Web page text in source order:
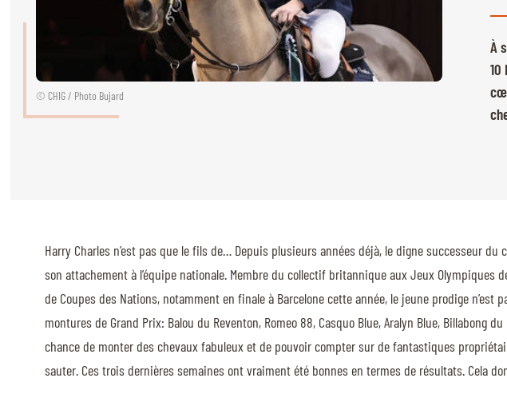
CAVALIERS & MENEURS
CAVALIERS & MENEURS
EXPOSANTS
INFOS PRATIQUES
BILLETTERIE
BÉNÉVOLES
MÉDIAS
© CHIG / Photo Bujard
À
10
Harry Charles n’est pas que le fils de… Depuis plusieurs années déjà, le digne successeur
son attachement à l’équipe nationale. Membre du collectif britannique aux Jeux Olympiques
de Coupes des Nations, notamment en finale à Barcelone cette année, le jeune prodige
montures de Grand Prix: Balou du Reventon, Romeo 88, Casquo Blue, Aralyn Blue, Billabong
chance de monter des chevaux fabuleux et de pouvoir compter sur de fantastiques
sauter. Ces trois dernières semaines ont vraiment été bonnes en termes de résultats. Cela